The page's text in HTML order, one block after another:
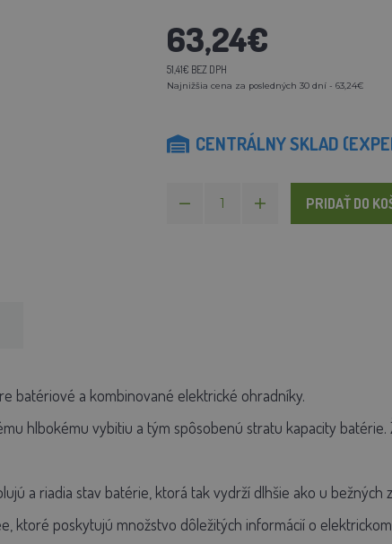
63,24€
51,41€ BEZ DPH
Najnižšia cena za posledných 30 dní - 63,24€
CENTRÁLNY SKLAD
PRIDAŤ DO
batériové a kombinované elektrické ohradníky.
hlbokému vybitiu a tým spôsobenú stratu kapacity
a riadia stav batérie, ktorá tak vydrží dlhšie ako u bežných
ktoré poskytujú množstvo dôležitých informácií o